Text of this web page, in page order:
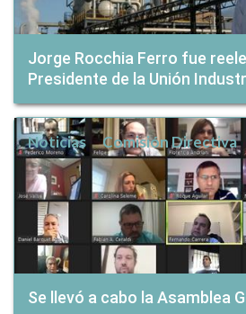
Jorge Rocchia Ferro fue
Presidente de la Unión
Noticias Comisión Directiva
Se llevó a cabo la Asamblea